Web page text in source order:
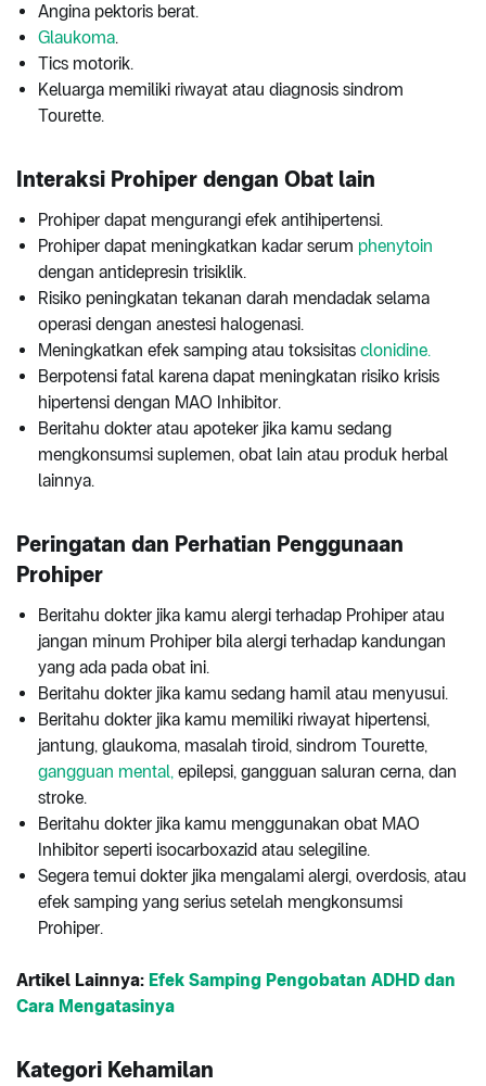
Angina pektoris berat.
Glaukoma.
Tics motorik.
Keluarga memiliki riwayat atau diagnosis sindrom
Tourette.
Interaksi Prohiper dengan Obat lain
Prohiper dapat mengurangi efek antihipertensi.
Prohiper dapat meningkatkan kadar serum phenytoin
dengan antidepresin trisiklik.
Risiko peningkatan tekanan darah mendadak selama
operasi dengan anestesi halogenasi.
Meningkatkan efek samping atau toksisitas clonidine.
Berpotensi fatal karena dapat meningkatan risiko krisis
hipertensi dengan MAO Inhibitor.
Beritahu dokter atau apoteker jika kamu sedang
mengkonsumsi suplemen, obat lain atau produk herbal
lainnya.
Peringatan dan Perhatian Penggunaan
Prohiper
Beritahu dokter jika kamu alergi terhadap Prohiper atau
jangan minum Prohiper bila alergi terhadap kandungan
yang ada pada obat ini.
Beritahu dokter jika kamu sedang hamil atau menyusui.
Beritahu dokter jika kamu memiliki riwayat hipertensi,
jantung, glaukoma, masalah tiroid, sindrom Tourette,
gangguan mental, epilepsi, gangguan saluran cerna, dan
stroke.
Beritahu dokter jika kamu menggunakan obat MAO
Inhibitor seperti isocarboxazid atau selegiline.
Segera temui dokter jika mengalami alergi, overdosis, atau
efek samping yang serius setelah mengkonsumsi
Prohiper.
Artikel Lainnya: Efek Samping Pengobatan ADHD dan
Cara Mengatasinya
Kategori Kehamilan